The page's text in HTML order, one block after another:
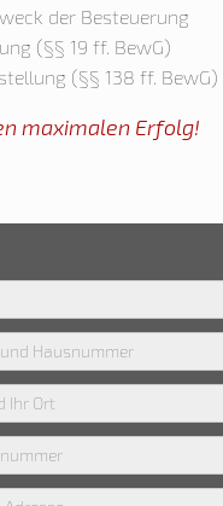
der Besteuerung
(§§ 19 ff. BewG)
(§§ 138 ff. BewG)
maximalen Erfolg!